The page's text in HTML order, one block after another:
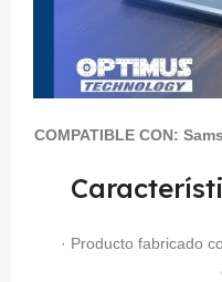
COMPATIBLE CON:
· Producto fabricado